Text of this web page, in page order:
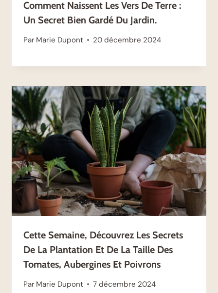
Comment Naissent Les Vers De Terre :
Un Secret Bien Gardé Du Jardin.
Par Marie Dupont 20 décembre 2024
Cette Semaine, Découvrez Les Secrets
De La Plantation Et De La Taille Des
Tomates, Aubergines Et Poivrons
Par Marie Dupont 7 décembre 2024